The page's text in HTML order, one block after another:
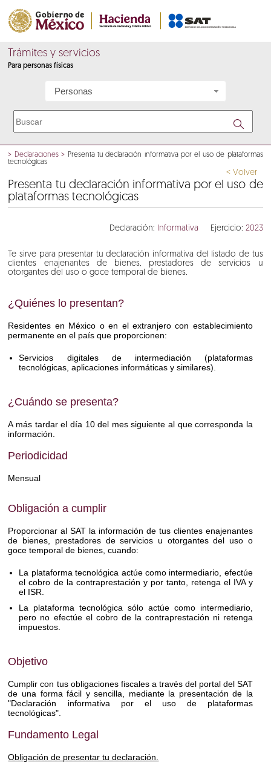
Trámites y servicios
Para personas físicas
Personas
> Declaraciones > Presenta tu declaración informativa por el uso de plataformas
tecnológicas
Presenta tu declaración informativa por el uso de
plataformas tecnológicas
Ejercicio: 2023
Declaración: Informativa
Te sirve para presentar tu declaración informativa del listado de tus
clientes enajenantes de bienes, prestadores de servicios u
otorgantes del uso o goce temporal de bienes.
< Volver
¿Quiénes lo presentan?
Residentes en México o en el extranjero con establecimiento
permanente en el país que proporcionen:
Servicios digitales de intermediación (plataformas
tecnológicas, aplicaciones informáticas y similares).
¿Cuándo se presenta?
A más tardar el día 10 del mes siguiente al que corresponda la
información.
Periodicidad
Mensual
Obligación a cumplir
Proporcionar al SAT la información de tus clientes enajenantes
de bienes, prestadores de servicios u otorgantes del uso o
goce temporal de bienes, cuando:
La plataforma tecnológica actúe como intermediario, efectúe
el cobro de la contraprestación y por tanto, retenga el IVA y
el ISR.
La plataforma tecnológica sólo actúe como intermediario,
pero no efectúe el cobro de la contraprestación ni retenga
impuestos.
Objetivo
Cumplir con tus obligaciones fiscales a través del portal del SAT
de una forma fácil y sencilla, mediante la presentación de la
"Declaración informativa por el uso de plataformas
tecnológicas".
Fundamento Legal
Obligación de presentar tu declaración.